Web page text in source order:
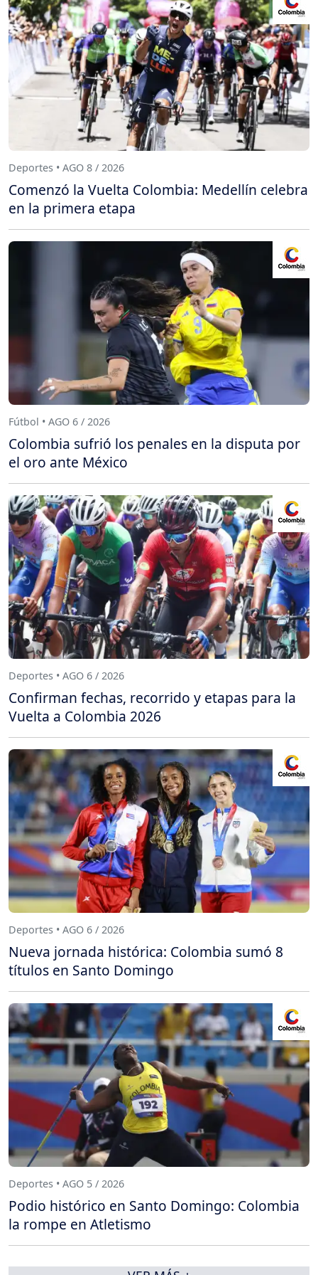
Deportes • AGO 8 / 2026
Comenzó la Vuelta Colombia: Medellín celebra
en la primera etapa
Fútbol • AGO 6 / 2026
Colombia sufrió los penales en la disputa por
el oro ante México
Deportes • AGO 6 / 2026
Confirman fechas, recorrido y etapas para la
Vuelta a Colombia 2026
Deportes • AGO 6 / 2026
Nueva jornada histórica: Colombia sumó 8
títulos en Santo Domingo
Deportes • AGO 5 / 2026
Podio histórico en Santo Domingo: Colombia
la rompe en Atletismo